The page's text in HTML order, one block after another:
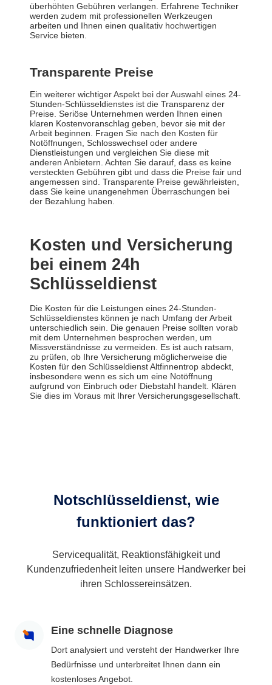
überhöhten Gebühren verlangen. Erfahrene Techniker
werden zudem mit professionellen Werkzeugen
arbeiten und Ihnen einen qualitativ hochwertigen
Service bieten.
Transparente Preise
Ein weiterer wichtiger Aspekt bei der Auswahl eines 24-
Stunden-Schlüsseldienstes ist die Transparenz der
Preise. Seriöse Unternehmen werden Ihnen einen
klaren Kostenvoranschlag geben, bevor sie mit der
Arbeit beginnen. Fragen Sie nach den Kosten für
Notöffnungen, Schlosswechsel oder andere
Dienstleistungen und vergleichen Sie diese mit
anderen Anbietern. Achten Sie darauf, dass es keine
versteckten Gebühren gibt und dass die Preise fair und
angemessen sind. Transparente Preise gewährleisten,
dass Sie keine unangenehmen Überraschungen bei
der Bezahlung haben.
Kosten und Versicherung
bei einem 24h
Schlüsseldienst
Die Kosten für die Leistungen eines 24-Stunden-
Schlüsseldienstes können je nach Umfang der Arbeit
unterschiedlich sein. Die genauen Preise sollten vorab
mit dem Unternehmen besprochen werden, um
Missverständnisse zu vermeiden. Es ist auch ratsam,
zu prüfen, ob Ihre Versicherung möglicherweise die
Kosten für den Schlüsseldienst Altfinnentrop abdeckt,
insbesondere wenn es sich um eine Notöffnung
aufgrund von Einbruch oder Diebstahl handelt. Klären
Sie dies im Voraus mit Ihrer Versicherungsgesellschaft.
Notschlüsseldienst, wie
funktioniert das?
Servicequalität, Reaktionsfähigkeit und
Kundenzufriedenheit leiten unsere Handwerker bei
ihren Schlossereinsätzen.
Eine schnelle Diagnose
Dort analysiert und versteht der Handwerker Ihre
Bedürfnisse und unterbreitet Ihnen dann ein
kostenloses Angebot.